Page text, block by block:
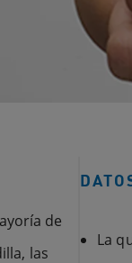
de
las
La